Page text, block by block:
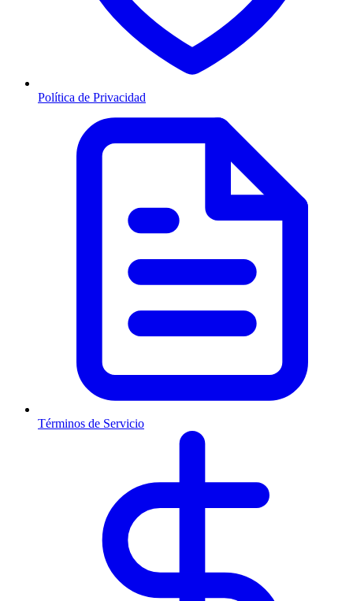
Política de Privacidad
Términos de Servicio